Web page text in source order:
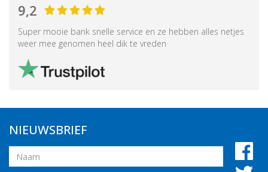
9,2
Super mooie bank snelle service en ze hebben alles netjes
weer mee genomen heel dik te vreden
NIEUWSBRIEF
Naam